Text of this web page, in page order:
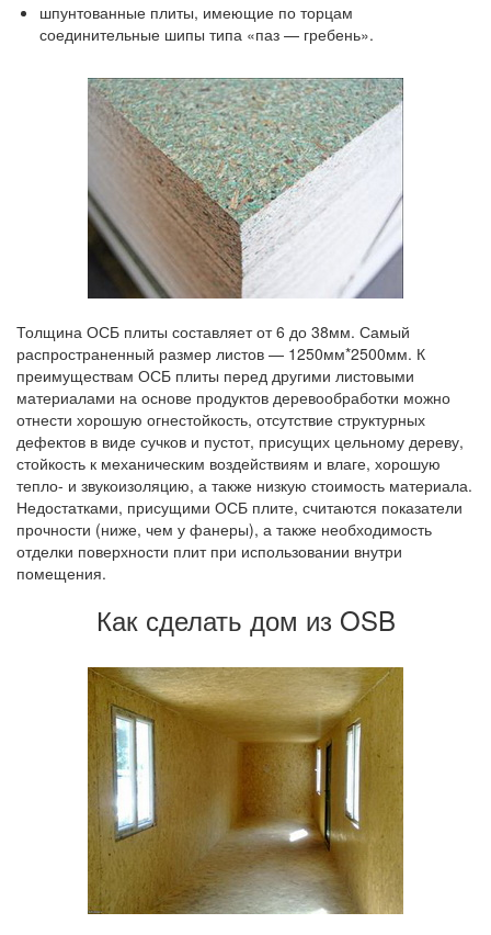
шпунтованные плиты, имеющие по торцам
соединительные шипы типа «паз — гребень».
Толщина ОСБ плиты составляет от 6 до 38мм. Самый
распространенный размер листов — 1250мм*2500мм. К
преимуществам ОСБ плиты перед другими листовыми
материалами на основе продуктов деревообработки можно
отнести хорошую огнестойкость, отсутствие структурных
дефектов в виде сучков и пустот, присущих цельному дереву,
стойкость к механическим воздействиям и влаге, хорошую
тепло- и звукоизоляцию, а также низкую стоимость материала.
Недостатками, присущими ОСБ плите, считаются показатели
прочности (ниже, чем у фанеры), а также необходимость
отделки поверхности плит при использовании внутри
помещения.
Как сделать дом из OSB